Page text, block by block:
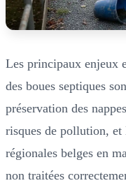
Les principaux enjeux
des boues septiques
préservation des
risques de pollution,
régionales belges en
non traitées